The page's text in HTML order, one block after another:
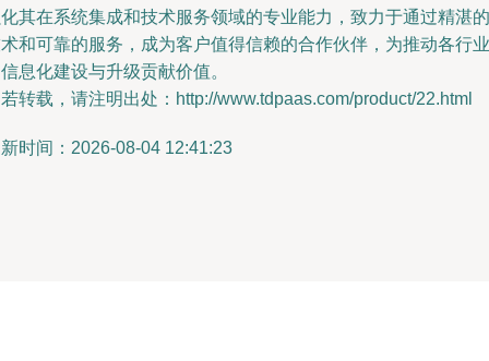
其在系统集成和技术服务领域的专业能力，致力于通过精湛的
和可靠的服务，成为客户值得信赖的合作伙伴，为推动各行业
息化建设与升级贡献价值。
转载，请注明出处：http://www.tdpaas.com/product/22.html
时间：2026-08-04 12:41:23